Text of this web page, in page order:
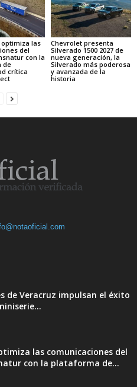
las
del
con la
de
crítica
Chevrolet presenta
Silverado 1500 2027 de
nueva generación, la
Silverado más poderosa
y avanzada de la
historia
de Veracruz impulsan el éxito
las comunicaciones del
con la plataforma de...